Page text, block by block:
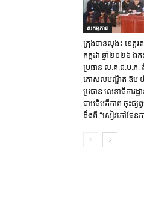
សកម្មភាព
ក្រុង​បាន​លុង​៖ ខេត្ត​រ
កក្កដា ឆ្នាំ២០២៦
ប្រធាន ល.គ.ជ.ប.ភ.
កោសលបណ្ឌិត​ ឱម​ យ៉ិន
ប្រធាន​ លេខាធិការ​ដ្
ជាអធិបតីភាព​ ចុះផ្ស
ដឹង​ពី​ “សៀវភៅផែនកា